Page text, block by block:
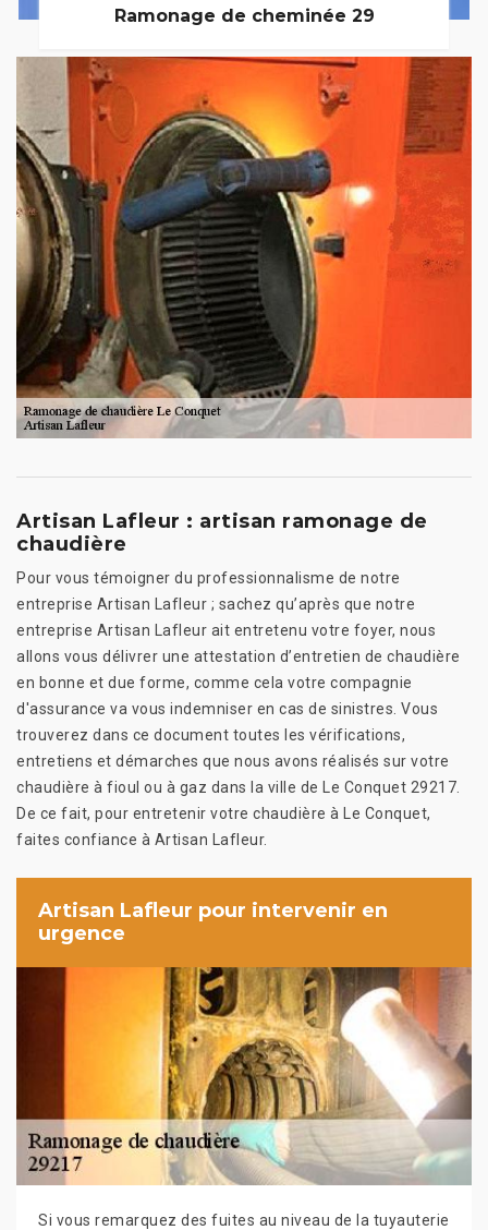
Ramonage de cheminée 29
Artisan Lafleur : artisan ramonage de
chaudière
Pour vous témoigner du professionnalisme de notre
entreprise Artisan Lafleur ; sachez qu’après que notre
entreprise Artisan Lafleur ait entretenu votre foyer, nous
allons vous délivrer une attestation d’entretien de chaudière
en bonne et due forme, comme cela votre compagnie
d'assurance va vous indemniser en cas de sinistres. Vous
trouverez dans ce document toutes les vérifications,
entretiens et démarches que nous avons réalisés sur votre
chaudière à fioul ou à gaz dans la ville de Le Conquet 29217.
De ce fait, pour entretenir votre chaudière à Le Conquet,
faites confiance à Artisan Lafleur.
Artisan Lafleur pour intervenir en
urgence
Si vous remarquez des fuites au niveau de la tuyauterie